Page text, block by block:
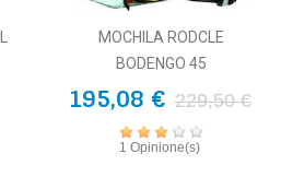
MOCHILA RODCLE
BODENGO 45
195,08 € 229,50 €
1 Opinione(s)